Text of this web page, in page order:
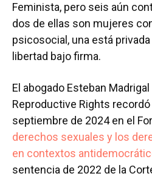
Feminista, pero seis aún
dos de ellas son mujeres
psicosocial, una está
libertad bajo firma.
El abogado Esteban
Reproductive Rights
septiembre de 2024 en el
derechos sexuales y los
en contextos
sentencia de 2022 de la